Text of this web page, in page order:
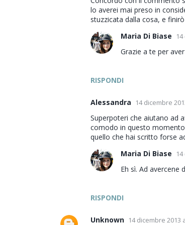
lo averei mai preso in
stuzzicata dalla cosa, e
RISPONDI
Maria Di Biase
Grazie a te per
Alessandra 14 dicembre
Superpoteri che aiutano ad
comodo in questo
quello che hai scritto forse
RISPONDI
Maria Di Biase
Eh sì. Ad avercene
Unknown 14 dicembre 2013